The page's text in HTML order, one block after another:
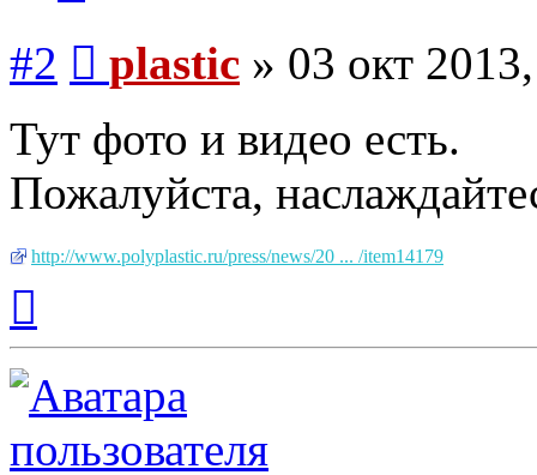
#2 plastic » 03 окт
Тут фото и видео есть.
Пожалуйста,
http://www.polyplastic.ru/press/news/20 ... /item14179
началу